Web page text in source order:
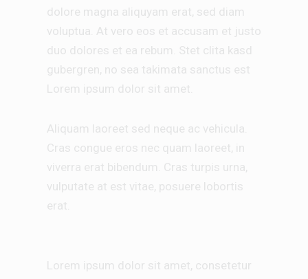
dolore magna aliquyam erat, sed diam
voluptua. At vero eos et accusam et justo
duo dolores et ea rebum. Stet clita kasd
gubergren, no sea takimata sanctus est
Lorem ipsum dolor sit amet.
Aliquam laoreet sed neque ac vehicula.
Cras congue eros nec quam laoreet, in
viverra erat bibendum. Cras turpis urna,
vulputate at est vitae, posuere lobortis
erat.
Lorem ipsum dolor sit amet, consetetur